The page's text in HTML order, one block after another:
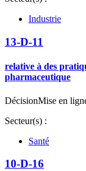
Industrie
13-D-11
relative à des
pharmaceutique
DécisionMise en
Secteur(s) :
Santé
10-D-16